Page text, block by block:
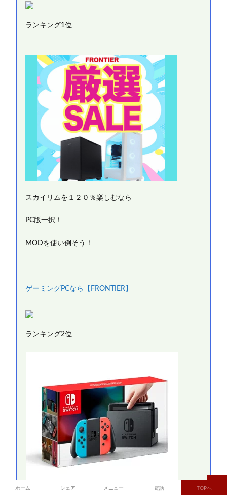
ランキング1位
スカイリムを１２０％楽しむなら
PC版一択！
MODを使い倒そう！
ゲーミングPCなら【FRONTIER】
ランキング2位
ホーム シェア メニュー 電話 TOPへ